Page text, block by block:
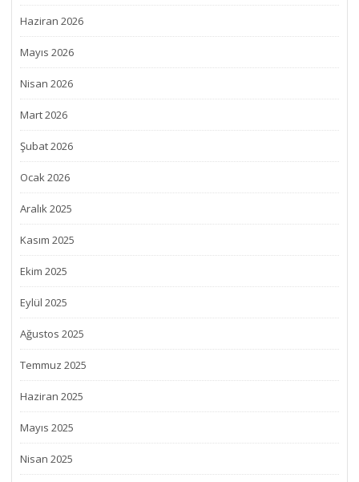
Haziran 2026
Mayıs 2026
Nisan 2026
Mart 2026
Şubat 2026
Ocak 2026
Aralık 2025
Kasım 2025
Ekim 2025
Eylül 2025
Ağustos 2025
Temmuz 2025
Haziran 2025
Mayıs 2025
Nisan 2025